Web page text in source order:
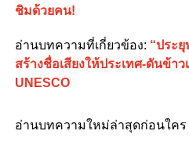
ชิมด้วยคน!
อ่านบทความที่เกี่ยวข้อง: “ประ
สร้างชื่อเสียงให้ประเทศ-ดันข้า
UNESCO
อ่านบทความใหม่ล่าสุดก่อนใคร